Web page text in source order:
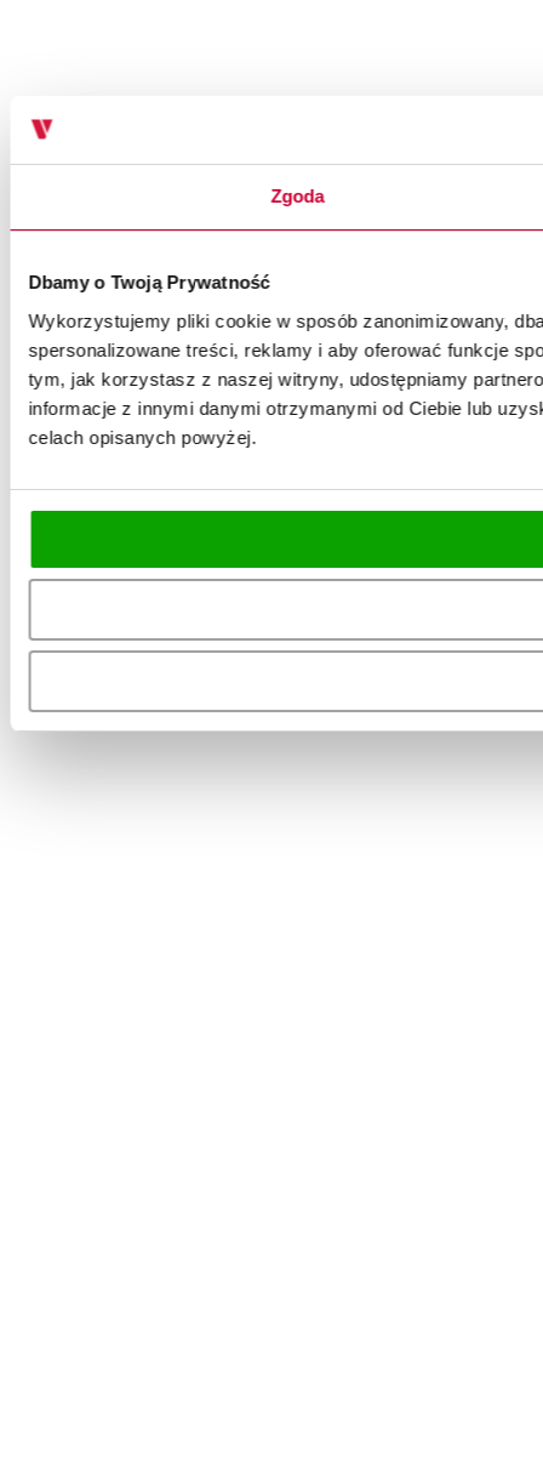
Zgoda
Dbamy o Twoją Prywatność
Wykorzystujemy pliki cookie w sposób zanonimizowany,
spersonalizowane treści, reklamy i aby oferować funkcje
tym, jak korzystasz z naszej witryny, udostępniamy
informacje z innymi danymi otrzymanymi od Ciebie lub
celach opisanych powyżej.